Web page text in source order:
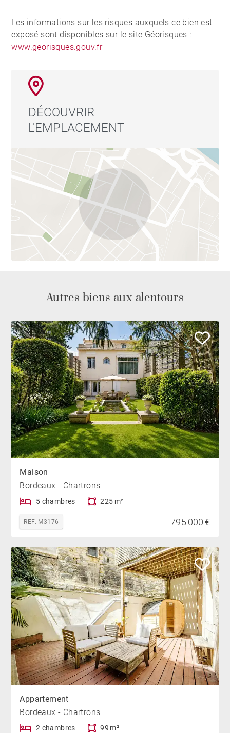
Les informations sur les risques auxquels ce bien est
exposé sont disponibles sur le site Géorisques :
www.georisques.gouv.fr
DÉCOUVRIR
L'EMPLACEMENT
Autres biens aux alentours
Maison
Bordeaux - Chartrons
5 chambres 225 m²
REF. M3176 795 000 €
Appartement
Bordeaux - Chartrons
2 chambres 99 m²